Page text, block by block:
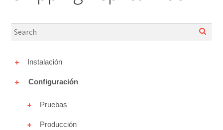
Política de privacidad
Instalación
Configuración
Pruebas
Producción